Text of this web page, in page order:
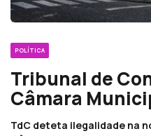
POLÍTICA
Tribunal de
Câmara
TdC deteta ilegalidade na